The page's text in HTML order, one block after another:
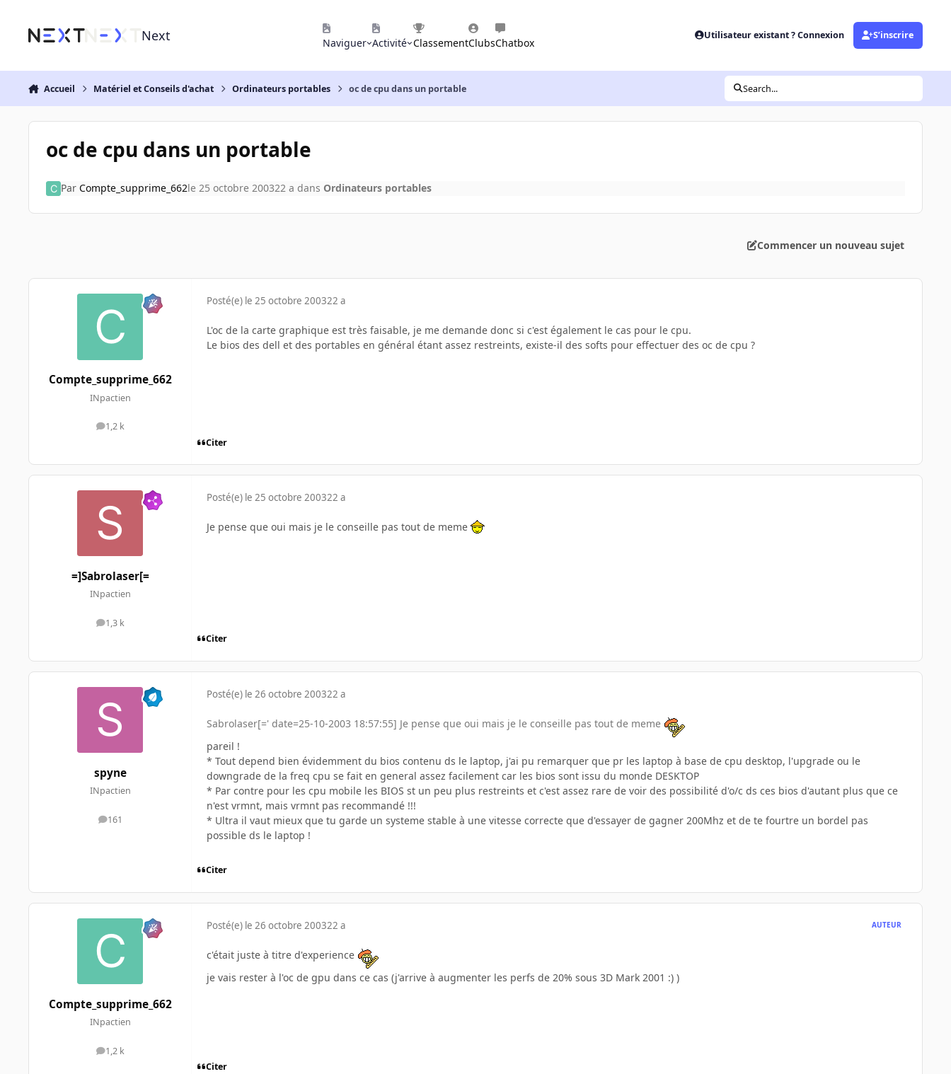
Next Naviguer Activité ClassementClubsChatbox
Utilisateur existant ? Connexion S’inscrire
Accueil Matériel et Conseils d'achat Ordinateurs portables oc de cpu dans un portable Search...
oc de cpu dans un portable
Par Compte_supprime_662le 25 octobre 200322 a dans Ordinateurs portables
Commencer un nouveau sujet
Compte_supprime_662
INpactien
1,2 k
messages
Posté(e) le 25 octobre 200322 a
L'oc de la carte graphique est très faisable, je me demande donc si c'est également le cas pour le cpu.
Le bios des dell et des portables en général étant assez restreints, existe-il des softs pour effectuer des oc de cpu ?
Citer
=]Sabrolaser[=
INpactien
1,3 k
messages
Posté(e) le 25 octobre 200322 a
Je pense que oui mais je le conseille pas tout de meme
Citer
spyne
INpactien
161
messages
Posté(e) le 26 octobre 200322 a
Sabrolaser[=' date=25-10-2003 18:57:55] Je pense que oui mais je le conseille pas tout de meme
pareil !
* Tout depend bien évidemment du bios contenu ds le laptop, j'ai pu remarquer que pr les laptop à base de cpu desktop, l'upgrade ou le
downgrade de la freq cpu se fait en general assez facilement car les bios sont issu du monde DESKTOP
* Par contre pour les cpu mobile les BIOS st un peu plus restreints et c'est assez rare de voir des possibilité d'o/c ds ces bios d'autant plus que ce
n'est vrmnt, mais vrmnt pas recommandé !!!
* Ultra il vaut mieux que tu garde un systeme stable à une vitesse correcte que d'essayer de gagner 200Mhz et de te fourtre un bordel pas
possible ds le laptop !
Citer
Compte_supprime_662
INpactien
1,2 k
messages
Posté(e) le 26 octobre 200322 a AUTEUR
c'était juste à titre d'experience
je vais rester à l'oc de gpu dans ce cas (j'arrive à augmenter les perfs de 20% sous 3D Mark 2001 :) )
Citer